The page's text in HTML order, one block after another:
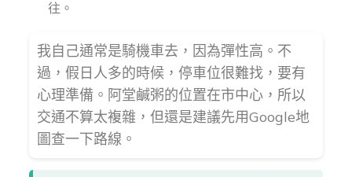
往。
我自己通常是騎機車去，因為彈性高。不
過，假日人多的時候，停車位很難找，要有
心理準備。阿堂鹹粥的位置在市中心，所以
交通不算太複雜，但還是建議先用Google地
圖查一下路線。